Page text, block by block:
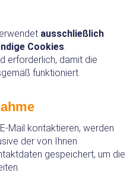
ausschließlich
Cookies.
erforderlich, damit die
funktioniert.
kontaktieren, werden
der von Ihnen
gespeichert, um die